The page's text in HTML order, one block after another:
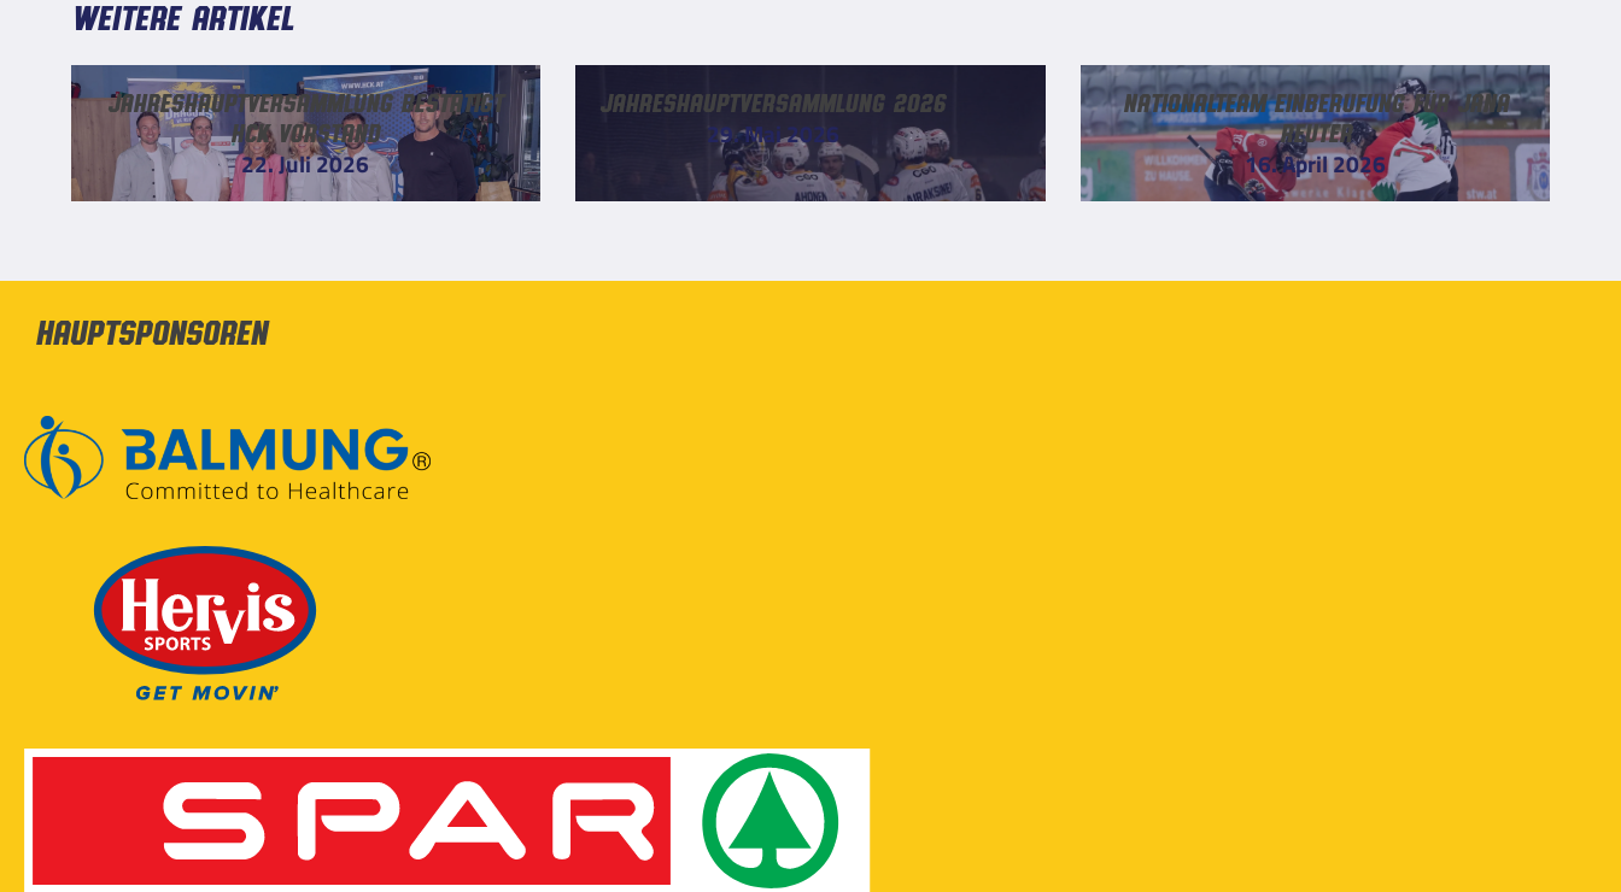
Weitere Artikel
Jahreshauptversammlung bestätigt
HCK Vorstand
22. Juli 2026
Jahreshauptversammlung 2026
29. Mai 2026
Nationalteam Einberufung für Jana
Reuter
16. April 2026
Hauptsponsoren